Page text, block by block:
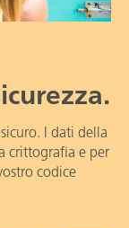
I dati della
crittografia e per
codice